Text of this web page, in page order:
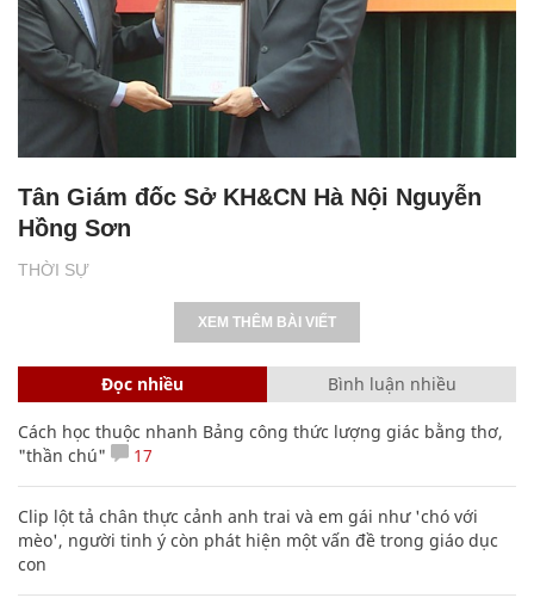
THỜI SỰ
Tân Giám đốc Sở KH&CN Hà Nội Nguyễn
Hồng Sơn
XEM THÊM BÀI VIẾT
Đọc nhiều Bình luận nhiều
Cách học thuộc nhanh Bảng công thức lượng giác bằng thơ,
"thần chú"
17
Clip lột tả chân thực cảnh anh trai và em gái như 'chó với
mèo', người tinh ý còn phát hiện một vấn đề trong giáo dục
con